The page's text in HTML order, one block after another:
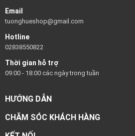
Email
tuonghueshop@gmail.com
Hotline
02838550822
Thời gian hỗ trợ
09:00 - 18:00 các ngày trong tuần
HƯỚNG DẪN
CHĂM SÓC KHÁCH HÀNG